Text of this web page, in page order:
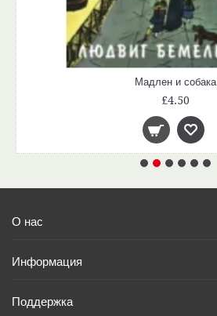
Мадлен и собака
£4.50
О нас
Информация
Поддержка